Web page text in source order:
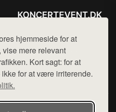
hjemmeside for at
mere relevant
Kort sagt: for at
for at være irriterende.
KONCERTEVENT.DK
Mail: hej@want.dk
Cookie- og privatlivspolitik